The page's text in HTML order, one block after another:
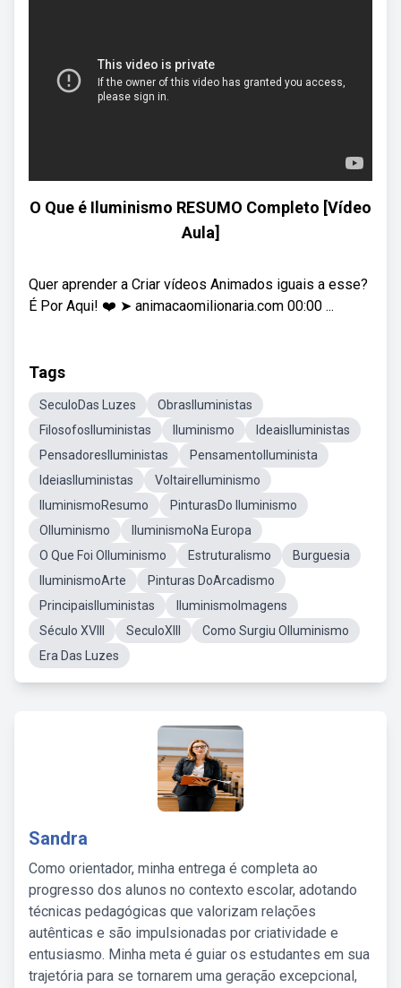
O Que é Iluminismo RESUMO Completo [Vídeo
Aula]
Quer aprender a Criar vídeos Animados iguais a esse?
É Por Aqui! ❤️ ➤ animacaomilionaria.com 00:00 ...
Tags
SeculoDas Luzes
ObrasIluministas
FilosofosIluministas
Iluminismo
IdeaisIluministas
PensadoresIluministas
PensamentoIluminista
IdeiasIluministas
VoltaireIluminismo
IluminismoResumo
PinturasDo Iluminismo
OIluminismo
IluminismoNa Europa
O Que Foi OIluminismo
Estruturalismo
Burguesia
IluminismoArte
Pinturas DoArcadismo
PrincipaisIluministas
IluminismoImagens
Século XVIII
SeculoXIII
Como Surgiu OIluminismo
Era Das Luzes
Sandra
Como orientador, minha entrega é completa ao
progresso dos alunos no contexto escolar, adotando
técnicas pedagógicas que valorizam relações
autênticas e são impulsionadas por criatividade e
entusiasmo. Minha meta é guiar os estudantes em sua
trajetória para se tornarem uma geração excepcional,